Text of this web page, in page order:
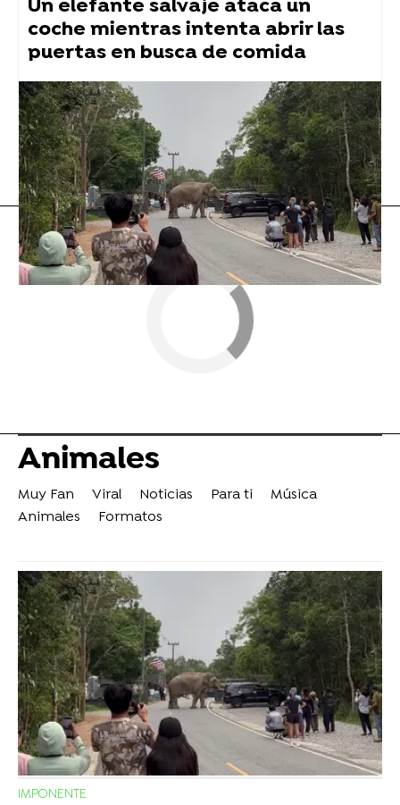
Un elefante salvaje ataca un
coche mientras intenta abrir las
puertas en busca de comida
Flooxer Now » Animales
elefante
Animales
Muy Fan Viral Noticias Para ti
Música
Animales
Formatos
IMPONENTE